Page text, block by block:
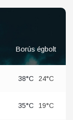
Borús égbolt
38°C 24°C
35°C 19°C